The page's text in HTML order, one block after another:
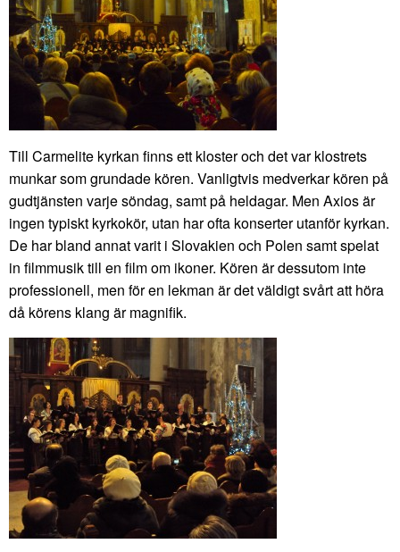
Till Carmelite kyrkan finns ett kloster och det var klostrets
munkar som grundade kören. Vanligtvis medverkar kören på
gudtjänsten varje söndag, samt på heldagar. Men Axios är
ingen typiskt kyrkokör, utan har ofta konserter utanför kyrkan.
De har bland annat varit i Slovakien och Polen samt spelat
in filmmusik till en film om ikoner. Kören är dessutom inte
professionell, men för en lekman är det väldigt svårt att höra
då körens klang är magnifik.